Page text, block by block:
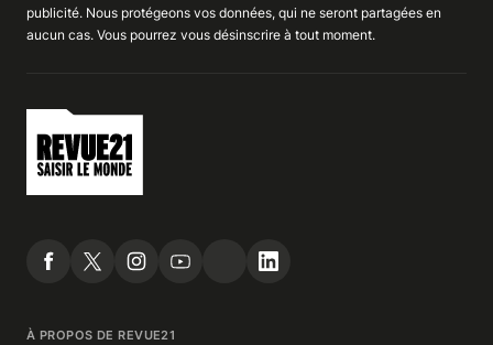
publicité. Nous protégeons vos données, qui ne seront partagées en
aucun cas. Vous pourrez vous désinscrire à tout moment.
À PROPOS DE REVUE21